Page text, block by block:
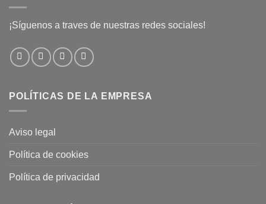
¡Síguenos a traves de nuestras redes sociales!
POLÍTICAS DE LA EMPRESA
Aviso legal
Política de cookies
Política de privacidad